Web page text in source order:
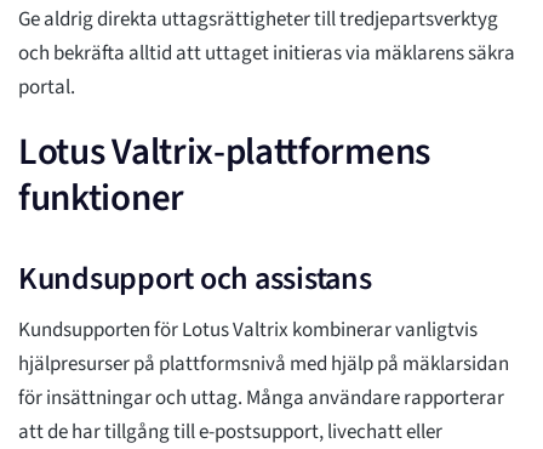
Ge aldrig direkta uttagsrättigheter till tredjepartsverktyg
och bekräfta alltid att uttaget initieras via mäklarens säkra
portal.
Lotus Valtrix-plattformens
funktioner
Kundsupport och assistans
Kundsupporten för Lotus Valtrix kombinerar vanligtvis
hjälpresurser på plattformsnivå med hjälp på mäklarsidan
för insättningar och uttag. Många användare rapporterar
att de har tillgång till e-postsupport, livechatt eller